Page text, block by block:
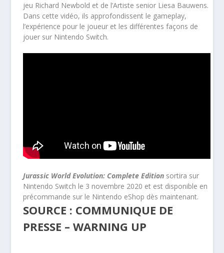
jeu Richard Newbold et de l’Artiste senior Liesa Bauwens.
Dans cette vidéo, ils approfondissent le gameplay,
l’expérience pour le joueur et les différentes façons de
jouer sur Nintendo Switch.
Jurassic World Evolution: Complete Edition sortira sur
Nintendo Switch le 3 novembre 2020 et est disponible en
précommande sur le Nintendo eShop dès maintenant.
SOURCE : COMMUNIQUE DE
PRESSE – WARNING UP